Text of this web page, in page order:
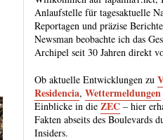
Anlaufstelle für tagesaktuelle
Reportagen und präzise
Newsman beobachte ich das
Archipel seit 30 Jahren direkt
Ob aktuelle Entwicklungen zu
Residencia,Wettermeldungen
Einblicke in dieZEC – hier
Fakten abseits des Boulevards
Insiders.